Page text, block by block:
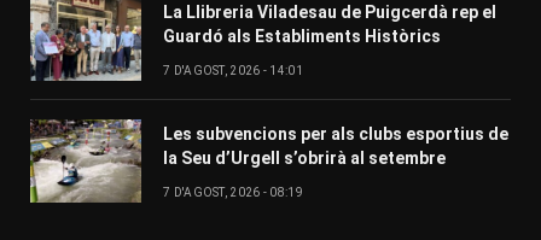
La Llibreria Viladesau de Puigcerdà rep el
Guardó als Establiments Històrics
7 D'AGOST, 2026 - 14:01
Les subvencions per als clubs esportius de
la Seu d’Urgell s’obrirà al setembre
7 D'AGOST, 2026 - 08:19